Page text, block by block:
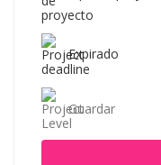
Expirado
Guardar